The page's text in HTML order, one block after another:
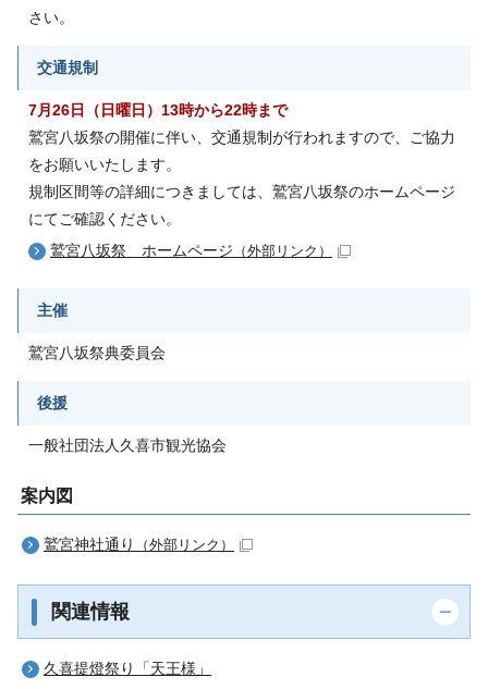
さい。
交通規制
7月26日（日曜日）13時から22時まで
鷲宮八坂祭の開催に伴い、交通規制が行われますので、ご協力
をお願いいたします。
規制区間等の詳細につきましては、鷲宮八坂祭のホームページ
にてご確認ください。
鷲宮八坂祭 ホームページ （外部リンク）
主催
鷲宮八坂祭典委員会
後援
一般社団法人久喜市観光協会
案内図
鷲宮神社通り （外部リンク）
関連情報
久喜提燈祭り「天王様」